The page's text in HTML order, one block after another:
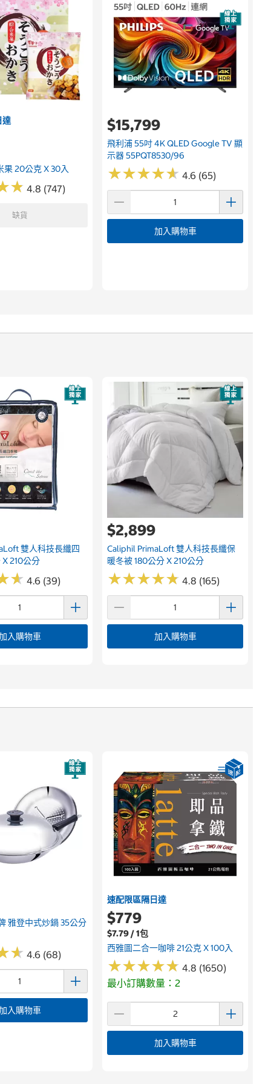
達
果 20公克 X 30入
★
★ 4.8 (747)
缺貨
$15,799
飛利浦 55吋 4K QLED Google TV 顯
示器 55PQT8530/96
★★★★★
★★★★★ 4.6 (65)
加入購物車
雙人科技長纖四
210公分
★
★ 4.6 (39)
入購物車
$2,899
Caliphil PrimaLoft 雙人科技長纖保
暖冬被 180公分 X 210公分
★★★★★
★★★★★ 4.8 (165)
加入購物車
雅登中式炒鍋 35公分
★
★ 4.6 (68)
入購物車
速配限區隔日達
$779
$7.79 / 1包
西雅圖二合一咖啡 21公克 X 100入
★★★★★
★★★★★ 4.8 (1650)
最小訂購數量：2
加入購物車